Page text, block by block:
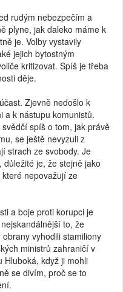
rudým nebezpečím a
plyne, jak daleko máme k
je. Volby vystavily
jejich bytostným
kritizovat. Spíš je třeba
děje.
Zjevně nedošlo k
a k nástupu komunistů.
spíš o tom, jak právě
se ještě nevyzuli z
strach ze svobody. Je
je, že stejně jako
nepovažují ze
a boje proti korupci je
to, že
vyhodili stamiliony
ministrů zahraničí v
Hluboká, když ji mohli
se divím, proč se to